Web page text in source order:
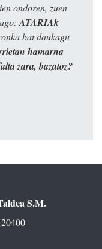
ondoren, zuen
ATARIAk
bat daukagu
hamarna
zara, bazatoz?
S.M.